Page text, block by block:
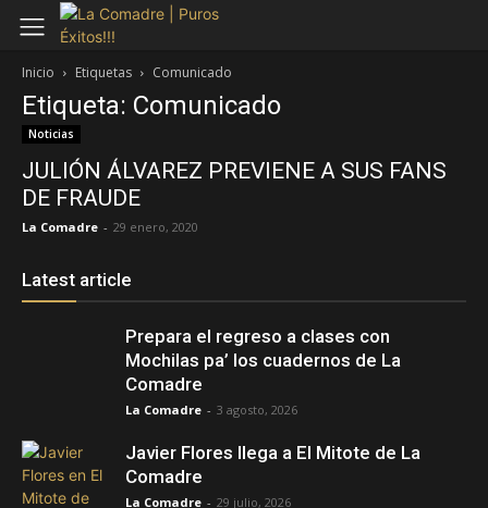
Inicio Etiquetas Comunicado
Etiqueta: Comunicado
Noticias
JULIÓN ÁLVAREZ PREVIENE A SUS FANS
DE FRAUDE
La Comadre - 29 enero, 2020
Latest article
Prepara el regreso a clases con
Mochilas pa’ los cuadernos de La
Comadre
La Comadre - 3 agosto, 2026
Javier Flores llega a El Mitote de La
Comadre
La Comadre - 29 julio, 2026